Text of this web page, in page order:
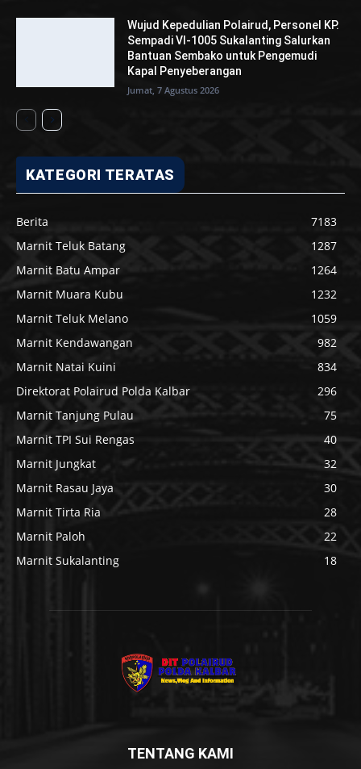
Wujud Kepedulian Polairud, Personel KP.
Sempadi VI-1005 Sukalanting Salurkan
Bantuan Sembako untuk Pengemudi
Kapal Penyeberangan
Jumat, 7 Agustus 2026
KATEGORI TERATAS
Berita
7183
Marnit Teluk Batang
1287
Marnit Batu Ampar
1264
Marnit Muara Kubu
1232
Marnit Teluk Melano
1059
Marnit Kendawangan
982
Marnit Natai Kuini
834
Direktorat Polairud Polda Kalbar
296
Marnit Tanjung Pulau
75
Marnit TPI Sui Rengas
40
Marnit Jungkat
32
Marnit Rasau Jaya
30
Marnit Tirta Ria
28
Marnit Paloh
22
Marnit Sukalanting
18
TENTANG KAMI